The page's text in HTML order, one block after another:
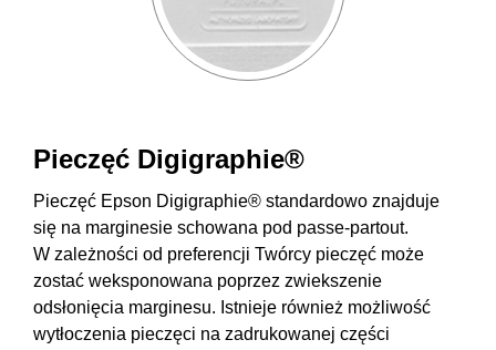
Pieczęć Digigraphie®
Pieczęć Epson Digigraphie® standardowo znajduje
się na marginesie schowana pod passe-partout.
W zależności od preferencji Twórcy pieczęć może
zostać weksponowana poprzez zwiekszenie
odsłonięcia marginesu. Istnieje również możliwość
wytłoczenia pieczęci na zadrukowanej części